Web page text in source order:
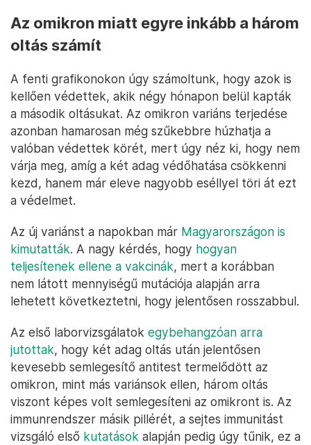
Az omikron miatt egyre inkább a három
oltás számít
A fenti grafikonokon úgy számoltunk, hogy azok is
kellően védettek, akik négy hónapon belül kapták
a második oltásukat. Az omikron variáns terjedése
azonban hamarosan még szűkebbre húzhatja a
valóban védettek körét, mert úgy néz ki, hogy nem
várja meg, amíg a két adag védőhatása csökkenni
kezd, hanem már eleve nagyobb eséllyel töri át ezt
a védelmet.
Az új variánst a napokban már Magyarországon is
kimutatták. A nagy kérdés, hogy hogyan
teljesítenek ellene a vakcinák, mert a korábban
nem látott mennyiségű mutációja alapján arra
lehetett következtetni, hogy jelentősen rosszabbul.
Az első laborvizsgálatok egybehangzóan arra
jutottak, hogy két adag oltás után jelentősen
kevesebb semlegesítő antitest termelődött az
omikron, mint más variánsok ellen, három oltás
viszont képes volt semlegesíteni az omikront is. Az
immunrendszer másik pillérét, a sejtes immunitást
vizsgáló első kutatások alapján pedig úgy tűnik, ez a